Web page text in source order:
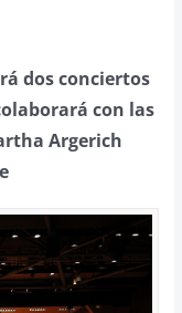
dos conciertos
con las
Argerich